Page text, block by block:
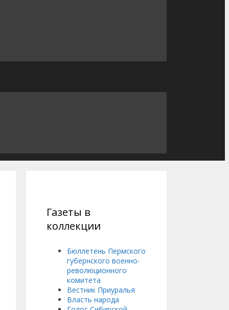
Газеты в
коллекции
Бюллетень Пермского
губернского военно-
революционного
комитета
Вестник Приуралья
Власть народа